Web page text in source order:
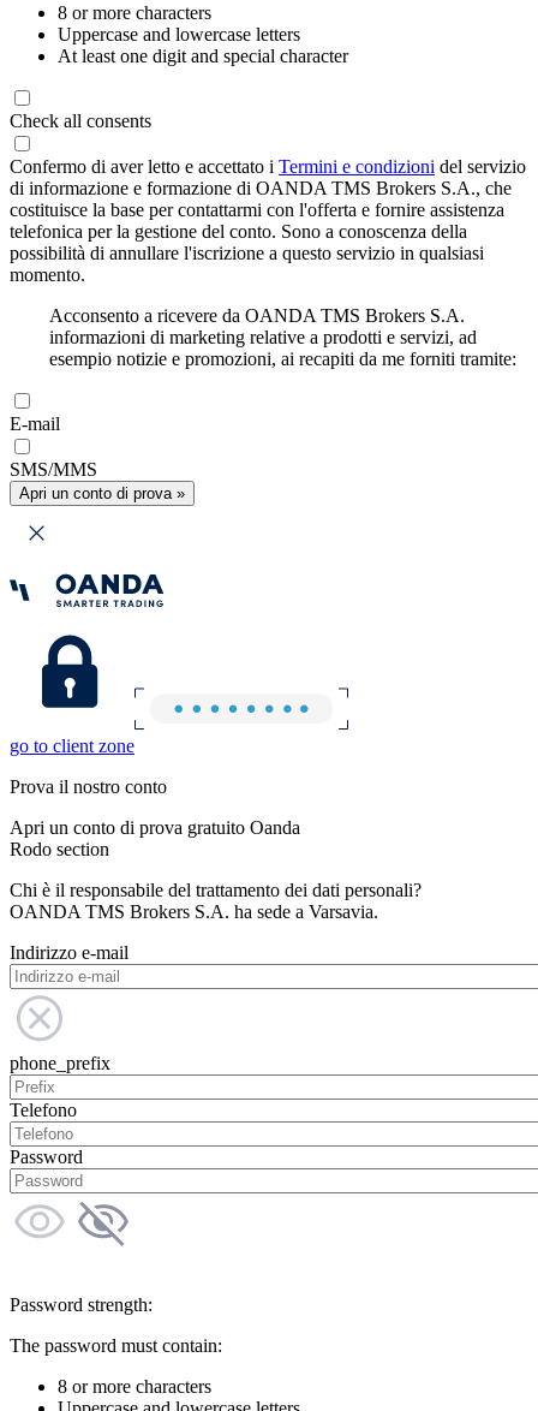
8 or more characters
Uppercase and lowercase letters
At least one digit and special character
Check all consents
Confermo di aver letto e accettato i Termini e condizioni del servizio
di informazione e formazione di OANDA TMS Brokers S.A., che
costituisce la base per contattarmi con l'offerta e fornire assistenza
telefonica per la gestione del conto. Sono a conoscenza della
possibilità di annullare l'iscrizione a questo servizio in qualsiasi
momento.
Acconsento a ricevere da OANDA TMS Brokers S.A.
informazioni di marketing relative a prodotti e servizi, ad
esempio notizie e promozioni, ai recapiti da me forniti tramite:
E-mail
SMS/MMS
Apri un conto di prova »
go to client zone
Prova il nostro conto
Apri un conto di prova gratuito Oanda
Rodo section
Chi è il responsabile del trattamento dei dati personali?
OANDA TMS Brokers S.A. ha sede a Varsavia.
Indirizzo e-mail
phone_prefix
Telefono
Password
Password strength:
The password must contain:
8 or more characters